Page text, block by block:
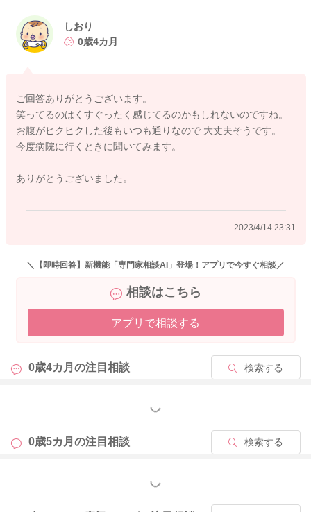
飲みもよく、吐いたり、機嫌が悪くなることもない様でした
ご心配な時には受診をしていただいてもいいと思います。しお
りさんが安心できるようにしてみてくださいね。
どうぞよろしくお願いします。
しおり
0歳4カ月
ご回答ありがとうございます。
笑ってるのはくすぐったく感じてるのかもしれないのですね。
お腹がヒクヒクした後もいつも通りなので 大丈夫そうです。
今度病院に行くときに聞いてみます。
ありがとうございました。
2023/4/14 23:31
＼【即時回答】新機能「専門家相談AI」登場！アプリで今すぐ相談／
相談はこちら
アプリで相談する
0歳4カ月の注目相談 検索する
もっと見る
0歳5カ月の注目相談 検索する
もっと見る